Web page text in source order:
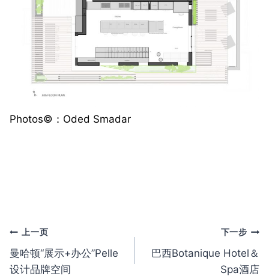
Photos©️：Oded Smadar
文
章
上一页
曼哈顿“展示+办公”Pelle
设计品牌空间
下一步
巴西Botanique Hotel＆
Spa酒店